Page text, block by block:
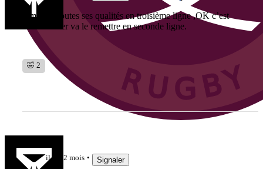
il montre toutes ses qualités en troisième ligne ,OK c’est
noté. Galtier va le remettre en seconde ligne.
🤣 2
il y a 2 mois Signaler